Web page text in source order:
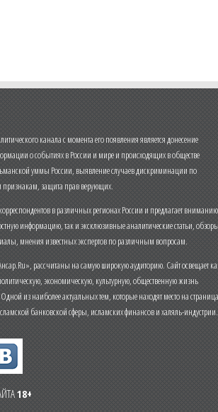
канала с момента его появления является донесение
о событиях в России и мире и происходящих в обществе
уммы России, выявление случаев дискриминации по
защита прав верующих.
в различных регионах России и предлагает вниманию
информацию, так и эксклюзивные аналитические статьи, обзоры,
мнения известных экспертов по различным вопросам.
рассчитаны на самую широкую аудиторию. Сайт освещает
экономическую, культурную, общественную жизнь
из наиболее актуальных тем, которые находят место на
банковской сферы, исламских финансов и халяль-индустрии.
18+